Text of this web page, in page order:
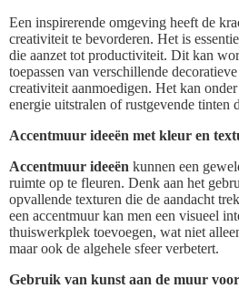
Een inspirerende omgeving heeft de
creativiteit te bevorderen. Het is
die aanzet tot productiviteit. Dit kan
toepassen van verschillende
creativiteit aanmoedigen. Het kan
energie uitstralen of rustgevende tinten
Accentmuur ideeën met kleur en
Accentmuur ideeën kunnen een
ruimte op te fleuren. Denk aan het
opvallende texturen die de aandacht
een accentmuur kan men een visueel
thuiswerkplek toevoegen, wat niet
maar ook de algehele sfeer verbetert.
Gebruik van kunst aan de muur